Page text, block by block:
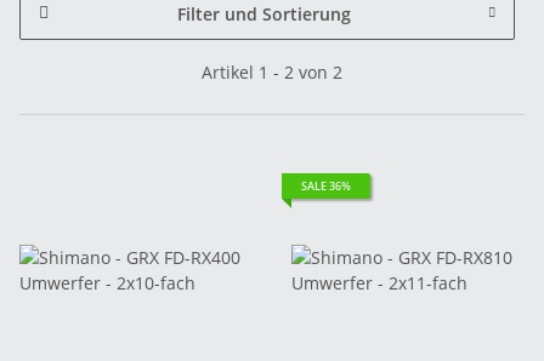
Filter und Sortierung
Artikel 1 - 2 von 2
SALE 36%